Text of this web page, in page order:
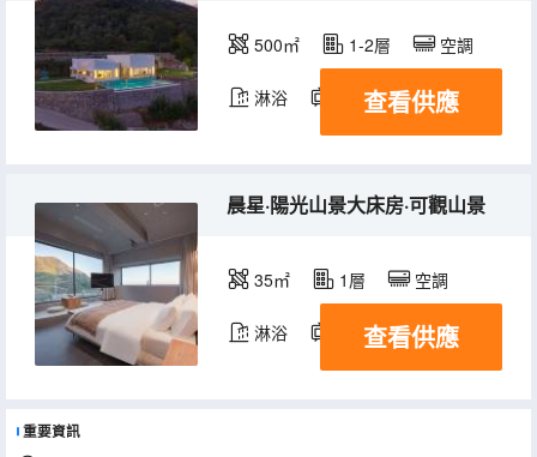
500㎡ 1-2層 空調
淋浴 電視機 冰箱
查看供應
晨星·陽光山景大床房·可觀山景
35㎡ 1層 空調
淋浴 電視機
查看供應
重要資訊